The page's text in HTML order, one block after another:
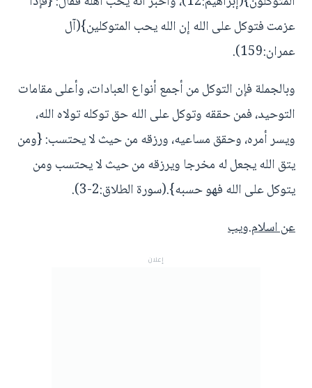
عزمت فتوكل على الله إن الله يحب المتوكلين}(آل
عمران:159).
وبالجملة فإن التوكل من أجمع أنواع العبادات، وأعلى مقامات
التوحيد، فمن حققه وتوكل على الله حق توكله تولاه الله،
ويسر أمره، وحقق مساعيه، ورزقه من حيث لا يحتسب: {ومن
يتق الله يجعل له مخرجا ويرزقه من حيث لا يحتسب ومن
يتوكل على الله فهو حسبه}.(سورة الطلاق:2-3).
عن اسلام.ويب
إعلان